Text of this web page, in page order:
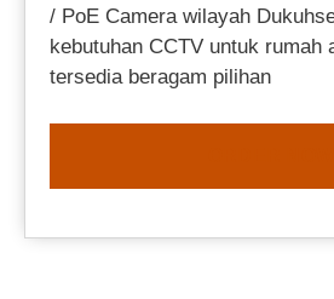
/ PoE Camera wilayah
kebutuhan CCTV untuk rumah
tersedia beragam pilihan